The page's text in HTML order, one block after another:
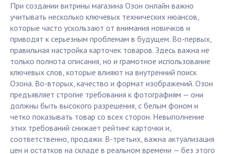
При создании витрины магазина Озон онлайн важно
учитывать несколько ключевых технических нюансов,
которые часто ускользают от внимания новичков и
приводят к серьезным проблемам в будущем. Во-первых,
правильная настройка карточек товаров. Здесь важна не
только полнота описания, но и грамотное использование
ключевых слов, которые влияют на внутренний поиск
Озона. Во-вторых, качество и формат изображений. Озон
предъявляет строгие требования к фотографиям — они
должны быть высокого разрешения, с белым фоном и
четко показывать товар со всех сторон. Невыполнение
этих требований снижает рейтинг карточки и,
соответственно, продажи. В-третьих, важна актуализация
цен и остатков на складе в реальном времени — без этого